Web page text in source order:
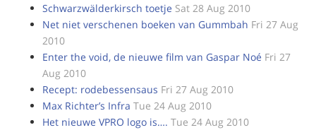
Schwarzwälderkirsch toetje Sat 28 Aug 2010
Net niet verschenen boeken van Gummbah Fri 27 Aug
2010
Enter the void, de nieuwe film van Gaspar Noé Fri 27
Aug 2010
Recept: rodebessensaus Fri 27 Aug 2010
Max Richter’s Infra Tue 24 Aug 2010
Het nieuwe VPRO logo is…. Tue 24 Aug 2010